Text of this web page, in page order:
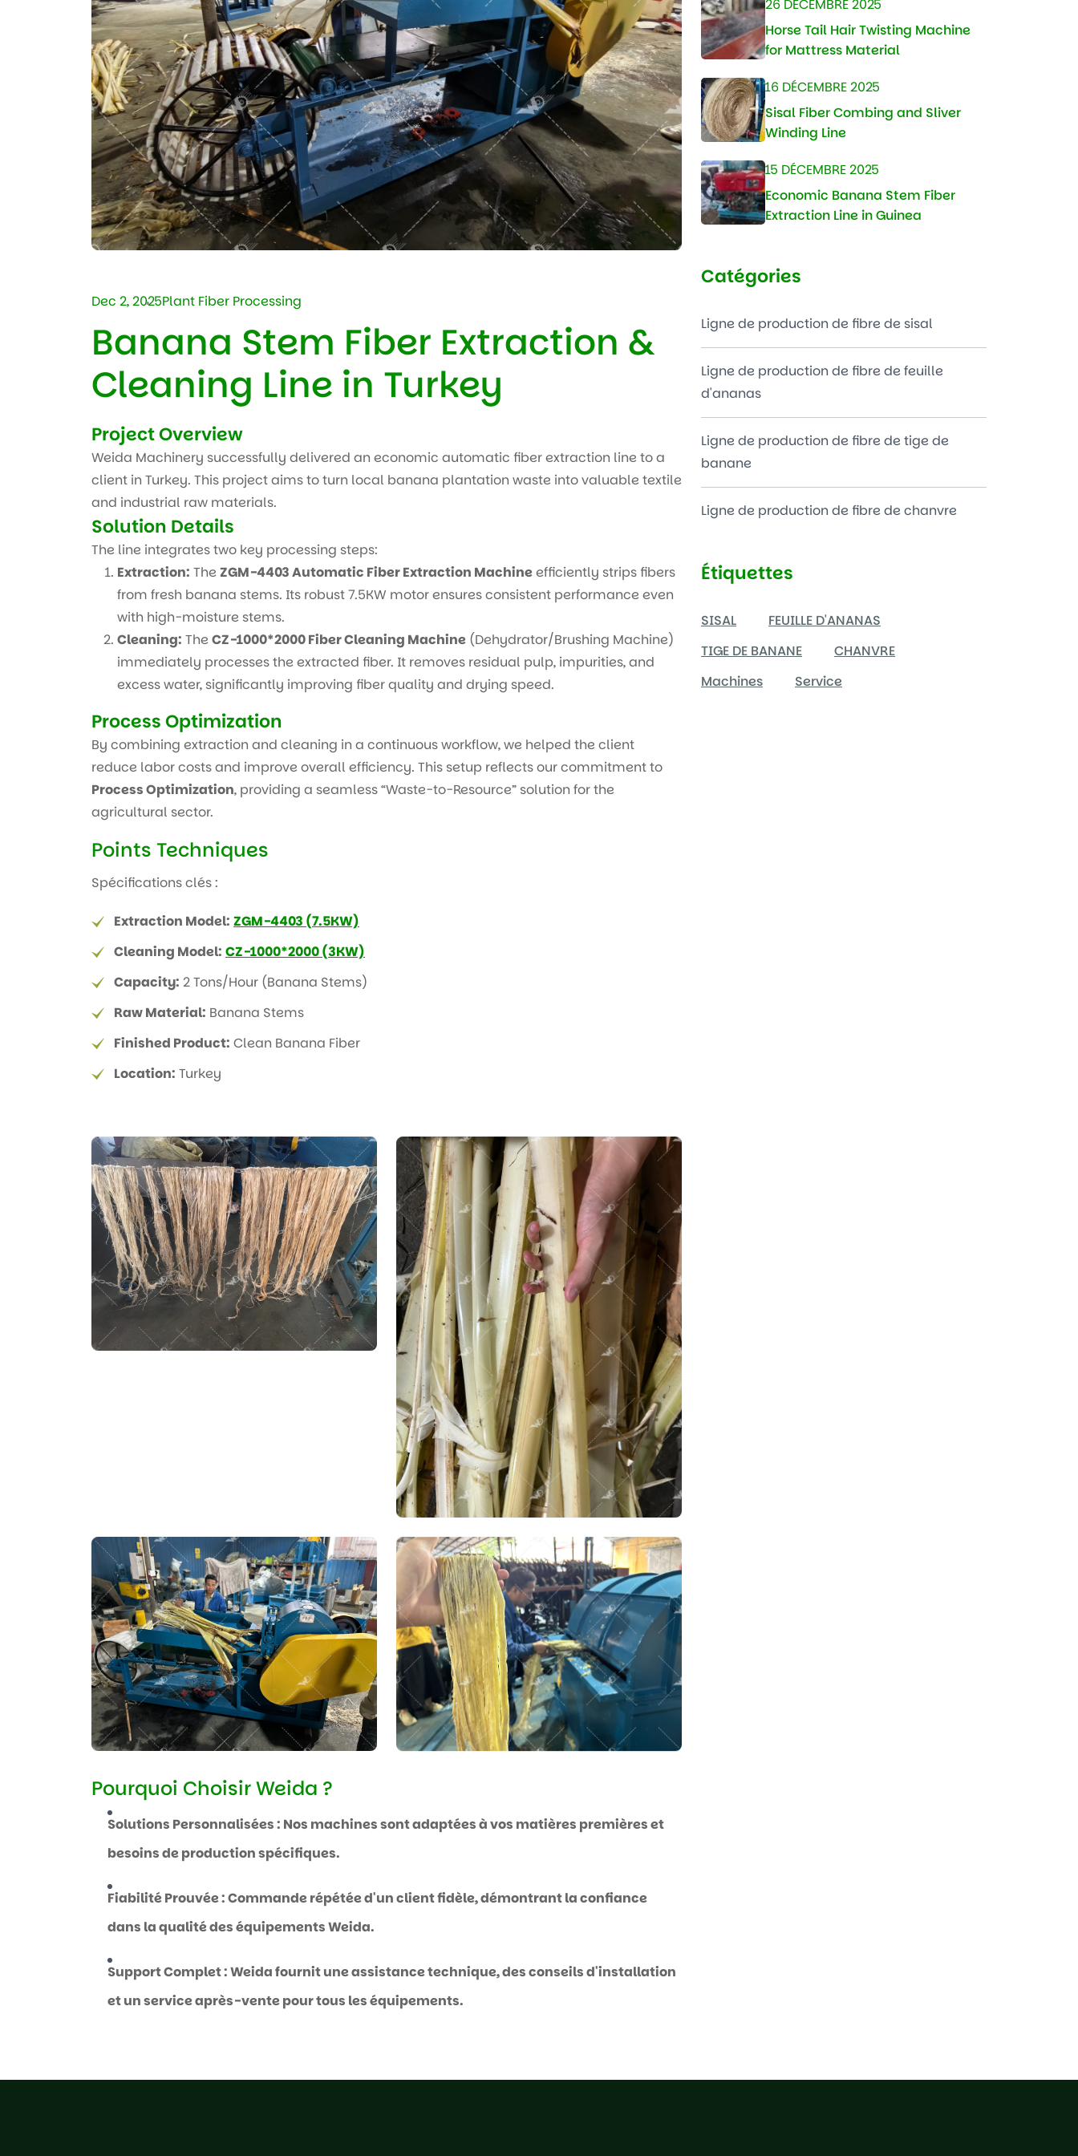
Dec 2, 2025Plant Fiber Processing
Banana Stem Fiber Extraction &
Cleaning Line in Turkey
Project Overview
Weida Machinery successfully delivered an economic automatic fiber extraction line to a
client in Turkey. This project aims to turn local banana plantation waste into valuable textile
and industrial raw materials.
Solution Details
The line integrates two key processing steps:
Extraction: The ZGM-4403 Automatic Fiber Extraction Machineefficiently strips fibers
from fresh banana stems. Its robust 7.5KW motor ensures consistent performance even
with high-moisture stems.
Cleaning: The CZ-1000*2000 Fiber Cleaning Machine (Dehydrator/Brushing Machine)
immediately processes the extracted fiber. It removes residual pulp, impurities, and
excess water, significantly improving fiber quality and drying speed.
Process Optimization
By combining extraction and cleaning in a continuous workflow, we helped the client
reduce labor costs and improve overall efficiency. This setup reflects our commitment to
Process Optimization, providing a seamless “Waste-to-Resource” solution for the
agricultural sector.
Points Techniques
Spécifications clés :
Extraction Model: ZGM-4403 (7.5KW)
Cleaning Model: CZ-1000*2000 (3KW)
Capacity: 2 Tons/Hour (Banana Stems)
Raw Material: Banana Stems
Finished Product: Clean Banana Fiber
Location: Turkey
Pourquoi Choisir Weida ?
Solutions Personnalisées : Nos machines sont adaptées à vos matières premières et
besoins de production spécifiques.
Fiabilité Prouvée : Commande répétée d'un client fidèle, démontrant la confiance
dans la qualité des équipements Weida.
Support Complet : Weida fournit une assistance technique, des conseils d'installation
et un service après-vente pour tous les équipements.
26 DÉCEMBRE 2025
Horse Tail Hair Twisting Machine
for Mattress Material
16 DÉCEMBRE 2025
Sisal Fiber Combing and Sliver
Winding Line
15 DÉCEMBRE 2025
Economic Banana Stem Fiber
Extraction Line in Guinea
Catégories
Ligne de production de fibre de sisal
Ligne de production de fibre de feuille
d'ananas
Ligne de production de fibre de tige de
banane
Ligne de production de fibre de chanvre
Étiquettes
SISAL
FEUILLE D'ANANAS
TIGE DE BANANE
CHANVRE
Machines
Service